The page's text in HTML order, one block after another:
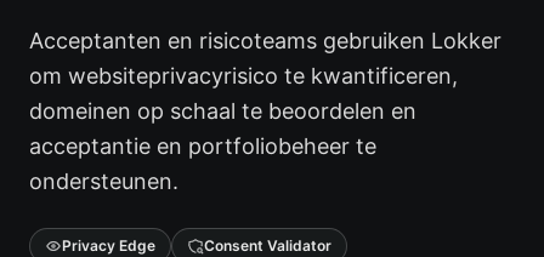
Acceptanten en risicoteams gebruiken Lokker
om websiteprivacyrisico te kwantificeren,
domeinen op schaal te beoordelen en
acceptantie en portfoliobeheer te
ondersteunen.
Privacy Edge Consent Validator